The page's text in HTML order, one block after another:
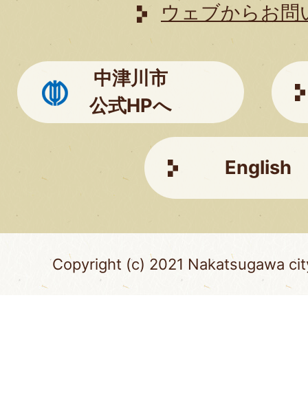
こ
ち
ら
ウェブからお問
中津川市
公式HPへ
English
Copyright (c) 2021 Nakatsugawa